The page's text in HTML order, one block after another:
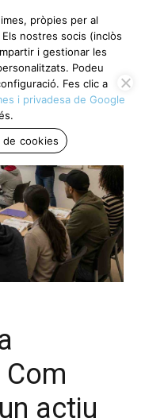
actiu
pròpies per al
nostres socis (inclòs
i gestionar les
Podeu
Fes clic a
i privadesa de Google
de cookies